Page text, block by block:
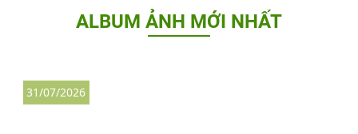
ALBUM ẢNH MỚI NHẤT
31/07/2026